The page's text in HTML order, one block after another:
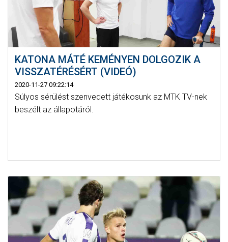
KATONA MÁTÉ KEMÉNYEN DOLGOZIK A
VISSZATÉRÉSÉRT (VIDEÓ)
2020-11-27 09:22:14
Súlyos sérülést szenvedett játékosunk az MTK TV-nek
beszélt az állapotáról.